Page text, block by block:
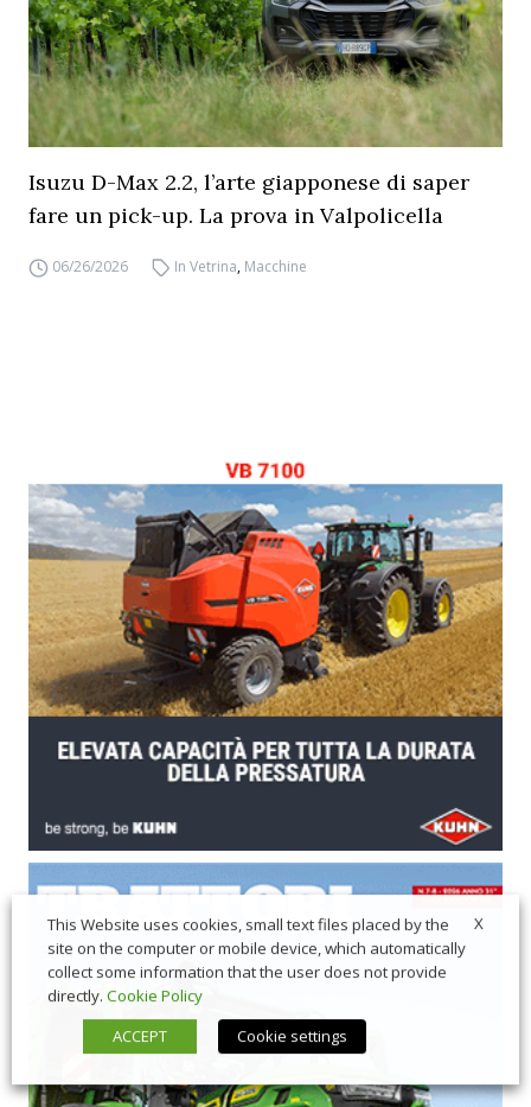
Isuzu D-Max 2.2, l’arte giapponese di saper
fare un pick-up. La prova in Valpolicella
06/26/2026 In Vetrina, Macchine
X
This Website uses cookies, small text files placed by the
site on the computer or mobile device, which automatically
collect some information that the user does not provide
directly. Cookie Policy
ACCEPT
Cookie settings